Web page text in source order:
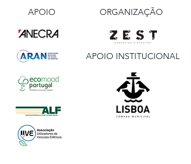
APOIO ORGANIZAÇÃO
APOIO INSTITUCIONAL